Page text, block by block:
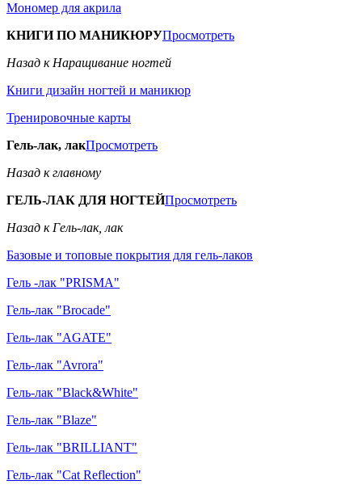
Мономер для акрила
КНИГИ ПО МАНИКЮРУПросмотреть
Назад к Наращивание ногтей
Книги дизайн ногтей и маникюр
Тренировочные карты
Гель-лак, лакПросмотреть
Назад к главному
ГЕЛЬ-ЛАК ДЛЯ НОГТЕЙПросмотреть
Назад к Гель-лак, лак
Базовые и топовые покрытия для гель-лаков
Гель -лак "PRISMA"
Гель-лак "Brocade"
Гель-лак "AGATE"
Гель-лак "Avrora"
Гель-лак "Black&White"
Гель-лак "Blaze"
Гель-лак "BRILLIANT"
Гель-лак "Cat Reflection"